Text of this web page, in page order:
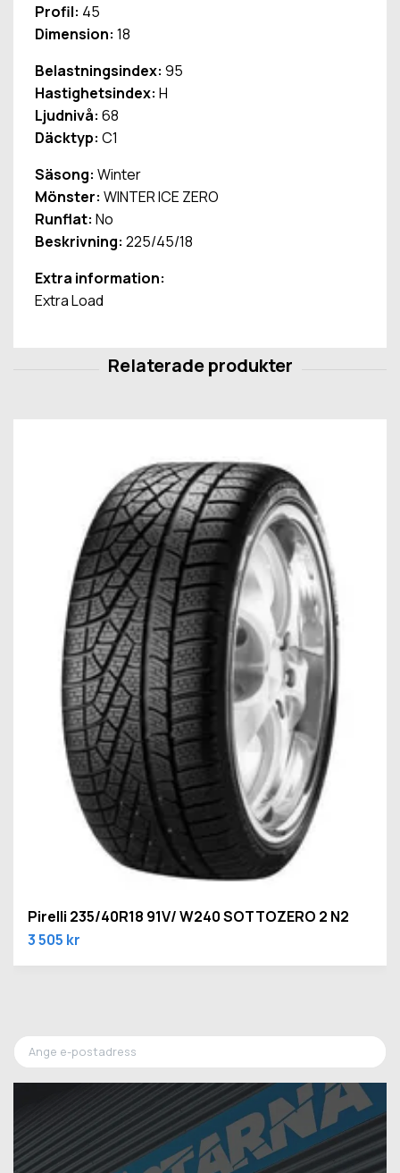
Profil: 45
Dimension: 18
Belastningsindex: 95
Hastighetsindex: H
Ljudnivå: 68
Däcktyp: C1
Säsong: Winter
Mönster: WINTER ICE ZERO
Runflat: No
Beskrivning: 225/45/18
Extra information:
Extra Load
Pirelli 235/40R18 91V/ W240 SOTTOZERO 2 N2
3 505 kr